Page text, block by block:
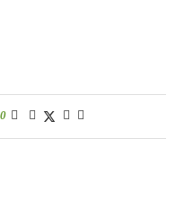
0